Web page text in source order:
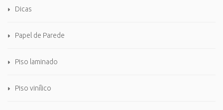
Dicas
Papel de Parede
Piso laminado
Piso vinílico